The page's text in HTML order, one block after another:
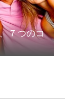
７つのコ